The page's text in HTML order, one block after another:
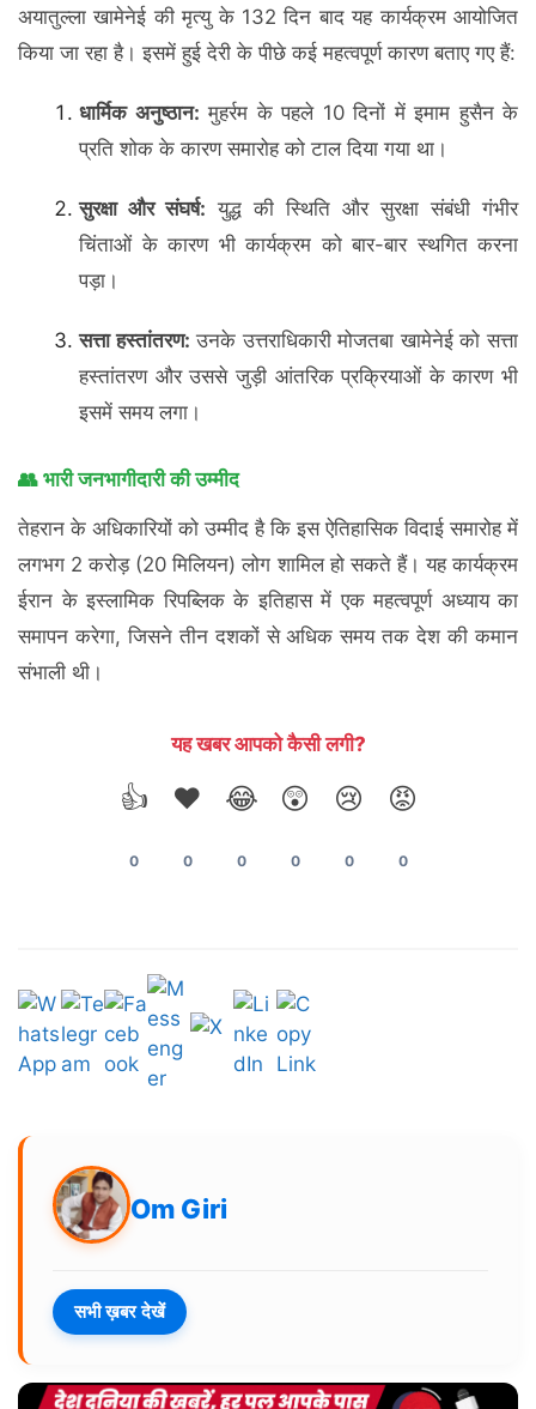
अयातुल्ला खामेनेई की मृत्यु के 132 दिन बाद यह कार्यक्रम आयोजित
किया जा रहा है। इसमें हुई देरी के पीछे कई महत्वपूर्ण कारण बताए गए हैं:
धार्मिक अनुष्ठान: मुहर्रम के पहले 10 दिनों में इमाम हुसैन के
प्रति शोक के कारण समारोह को टाल दिया गया था।
सुरक्षा और संघर्ष: युद्ध की स्थिति और सुरक्षा संबंधी गंभीर
चिंताओं के कारण भी कार्यक्रम को बार-बार स्थगित करना
पड़ा।
सत्ता हस्तांतरण: उनके उत्तराधिकारी मोजतबा खामेनेई को सत्ता
हस्तांतरण और उससे जुड़ी आंतरिक प्रक्रियाओं के कारण भी
इसमें समय लगा।
👥 भारी जनभागीदारी की उम्मीद
तेहरान के अधिकारियों को उम्मीद है कि इस ऐतिहासिक विदाई समारोह में
लगभग 2 करोड़ (20 मिलियन) लोग शामिल हो सकते हैं। यह कार्यक्रम
ईरान के इस्लामिक रिपब्लिक के इतिहास में एक महत्वपूर्ण अध्याय का
समापन करेगा, जिसने तीन दशकों से अधिक समय तक देश की कमान
संभाली थी।
यह खबर आपको कैसी लगी?
👍
0
❤️
0
😂
0
😲
0
😢
0
😡
0
Om Giri
सभी ख़बर देखें